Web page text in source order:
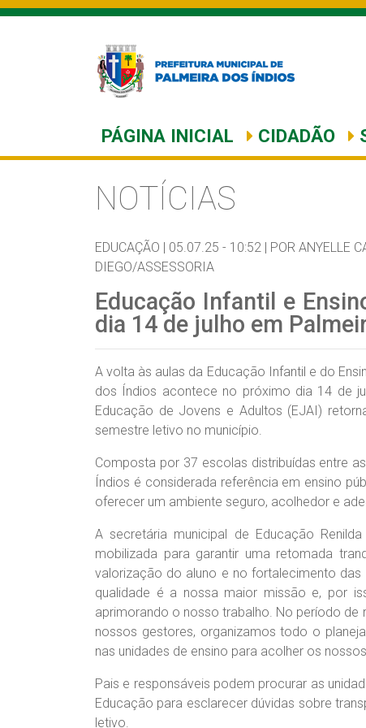
PÁGINA INICIAL CIDADÃO
NOTÍCIAS
EDUCAÇÃO | 05.07.25 - 10:52 | POR ANYELLE
DIEGO/ASSESSORIA
Educação Infantil e
dia 14 de julho em
A volta às aulas da Educação Infantil e do
dos Índios acontece no próximo dia 14 de
Educação de Jovens e Adultos (EJAI)
semestre letivo no município.
Composta por 37 escolas distribuídas entre
Índios é considerada referência em ensino
oferecer um ambiente seguro, acolhedor e
A secretária municipal de Educação
mobilizada para garantir uma retomada
valorização do aluno e no fortalecimento
qualidade é a nossa maior missão e, por
aprimorando o nosso trabalho. No período
nossos gestores, organizamos todo o
nas unidades de ensino para acolher os
Pais e responsáveis podem procurar as
Educação para esclarecer dúvidas sobre
letivo.